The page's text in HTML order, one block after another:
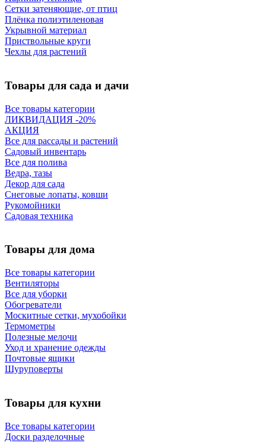
Сетки затеняющие, от птиц
Плёнка полиэтиленовая
Укрывной материал
Приствольные круги
Чехлы для растений
Товары для сада и дачи
Все товары категории
ЛИКВИДАЦИЯ -20%
АКЦИЯ
Все для рассады и растений
Садовый инвентарь
Все для полива
Ведра, тазы
Декор для сада
Снеговые лопаты, ковши
Рукомойники
Садовая техника
Товары для дома
Все товары категории
Вентиляторы
Все для уборки
Обогреватели
Москитные сетки, мухобойки
Термометры
Полезные мелочи
Уход и хранение одежды
Почтовые ящики
Шуруповерты
Товары для кухни
Все товары категории
Доски разделочные